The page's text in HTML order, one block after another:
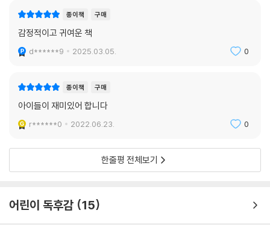
종이책 구매
감정적이고 귀여운 책
d******9 2025.03.05. 0
종이책 구매
아이들이 재미있어 합니다
r******0 2022.06.23. 0
한줄평 전체보기
어린이 독후감 15